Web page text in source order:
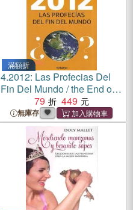
滿額折
4.2012: Las Profecias Del
Fin Del Mundo / the End of
the World Prophecies
79 449
無庫存